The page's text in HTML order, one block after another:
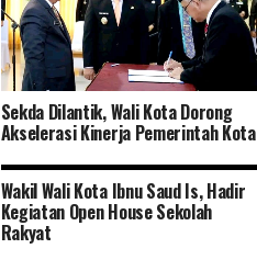
Sekda Dilantik, Wali Kota Dorong
Akselerasi Kinerja Pemerintah Kota
Wakil Wali Kota Ibnu Saud Is, Hadir
Kegiatan Open House Sekolah
Rakyat